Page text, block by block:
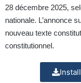
28 décembre 2025,
nationale. L’annonce
nouveau texte
constitutionnel.